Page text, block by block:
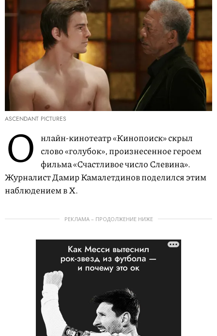
ASCENDANT PICTURES
О нлайн-кинотеатр «Кинопоиск» скрыл
слово «голубок», произнесенное героем
фильма «Счастливое число Слевина».
Журналист Дамир Камалетдинов поделился этим
наблюдением в X.
РЕКЛАМА – ПРОДОЛЖЕНИЕ НИЖЕ